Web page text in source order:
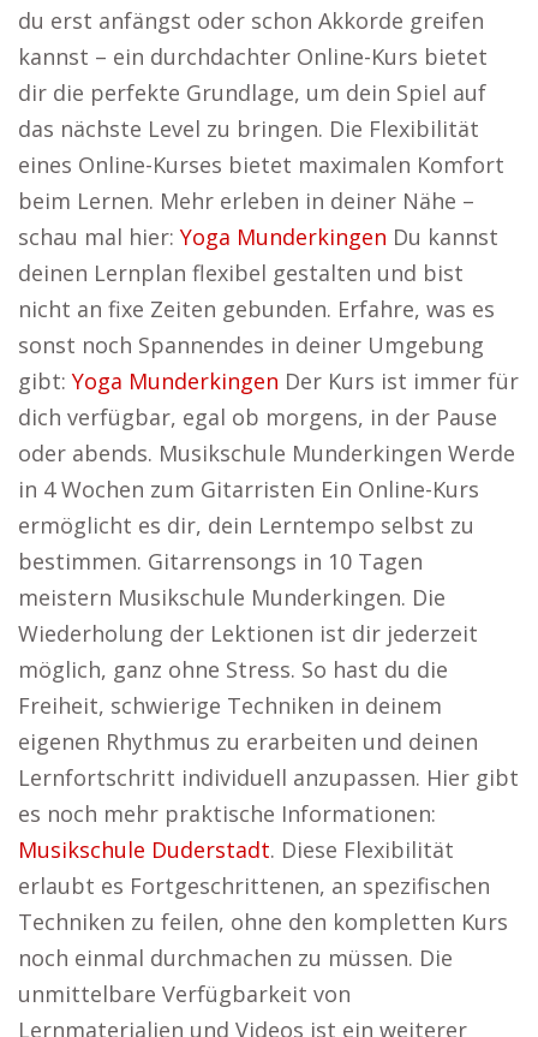
du erst anfängst oder schon Akkorde greifen
kannst – ein durchdachter Online-Kurs bietet
dir die perfekte Grundlage, um dein Spiel auf
das nächste Level zu bringen. Die Flexibilität
eines Online-Kurses bietet maximalen Komfort
beim Lernen. Mehr erleben in deiner Nähe –
schau mal hier: Yoga Munderkingen Du kannst
deinen Lernplan flexibel gestalten und bist
nicht an fixe Zeiten gebunden. Erfahre, was es
sonst noch Spannendes in deiner Umgebung
gibt: Yoga Munderkingen Der Kurs ist immer für
dich verfügbar, egal ob morgens, in der Pause
oder abends. Musikschule Munderkingen Werde
in 4 Wochen zum Gitarristen Ein Online-Kurs
ermöglicht es dir, dein Lerntempo selbst zu
bestimmen. Gitarrensongs in 10 Tagen
meistern Musikschule Munderkingen. Die
Wiederholung der Lektionen ist dir jederzeit
möglich, ganz ohne Stress. So hast du die
Freiheit, schwierige Techniken in deinem
eigenen Rhythmus zu erarbeiten und deinen
Lernfortschritt individuell anzupassen. Hier gibt
es noch mehr praktische Informationen:
Musikschule Duderstadt. Diese Flexibilität
erlaubt es Fortgeschrittenen, an spezifischen
Techniken zu feilen, ohne den kompletten Kurs
noch einmal durchmachen zu müssen. Die
unmittelbare Verfügbarkeit von
Lernmaterialien und Videos ist ein weiterer